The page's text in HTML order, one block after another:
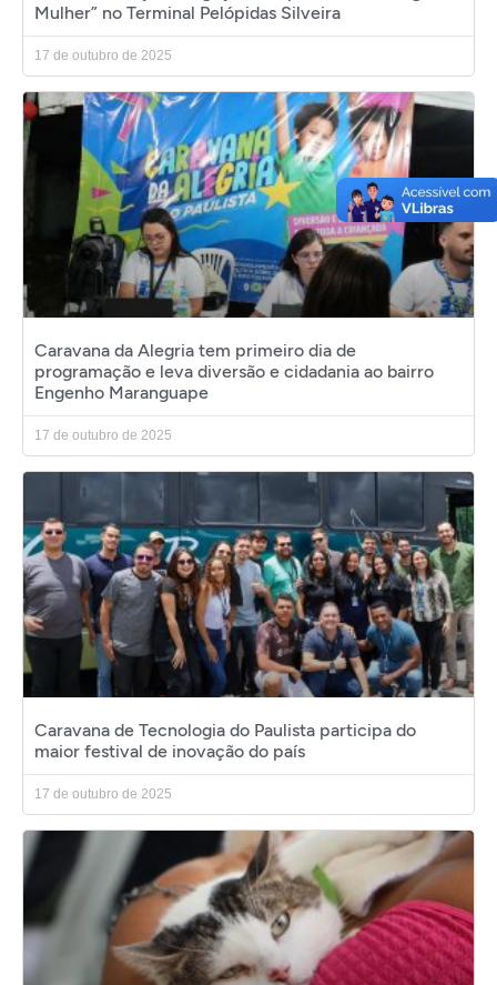
Mulher” no Terminal Pelópidas Silveira
17 de outubro de 2025
Caravana da Alegria tem primeiro dia de
programação e leva diversão e cidadania ao bairro
Engenho Maranguape
17 de outubro de 2025
Caravana de Tecnologia do Paulista participa do
maior festival de inovação do país
17 de outubro de 2025